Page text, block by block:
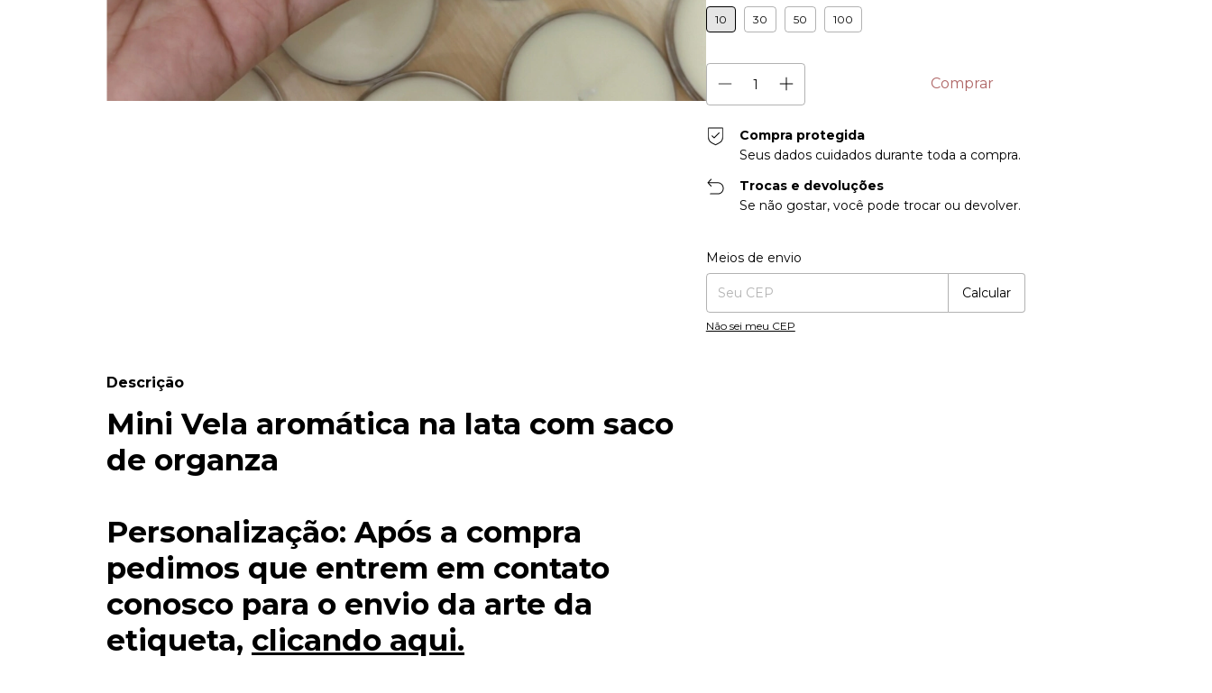
10 30 50 100
Compra protegida
Seus dados cuidados durante toda a compra.
Trocas e devoluções
Se não gostar, você pode trocar ou devolver.
Entregas para o CEP:
Meios de envio
Calcular
Não sei meu CEP
Descrição
Mini Vela aromática na lata com saco
de organza
Personalização: Após a compra
pedimos que entrem em contato
conosco para o envio da arte da
etiqueta, clicando aqui.